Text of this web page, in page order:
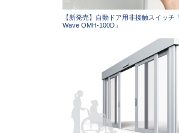
【新発売】自動ドア用非接触スイッチ
Wave OMH-100D」